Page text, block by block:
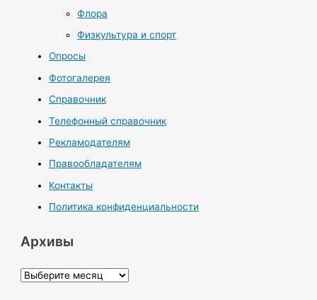
Флора
Физкультура и спорт
Опросы
Фотогалерея
Справочник
Телефонный справочник
Рекламодателям
Правообладателям
Контакты
Политика конфиденциальности
Архивы
А